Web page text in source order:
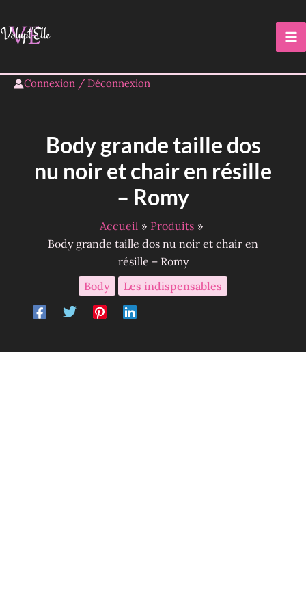
au
contenu
Connexion / Déconnexion
Body grande taille dos
nu noir et chair en résille
– Romy
Accueil
Produits
Body grande taille dos nu noir et chair en
résille – Romy
Body
Les indispensables